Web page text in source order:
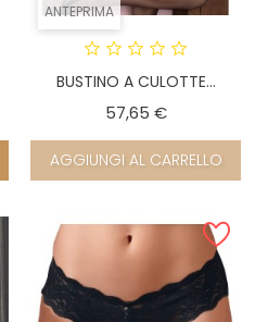
ANTEPRIMA
BUSTINO A CULOTTE...
57,65 €Prezzo
AGGIUNGI AL CARRELLO